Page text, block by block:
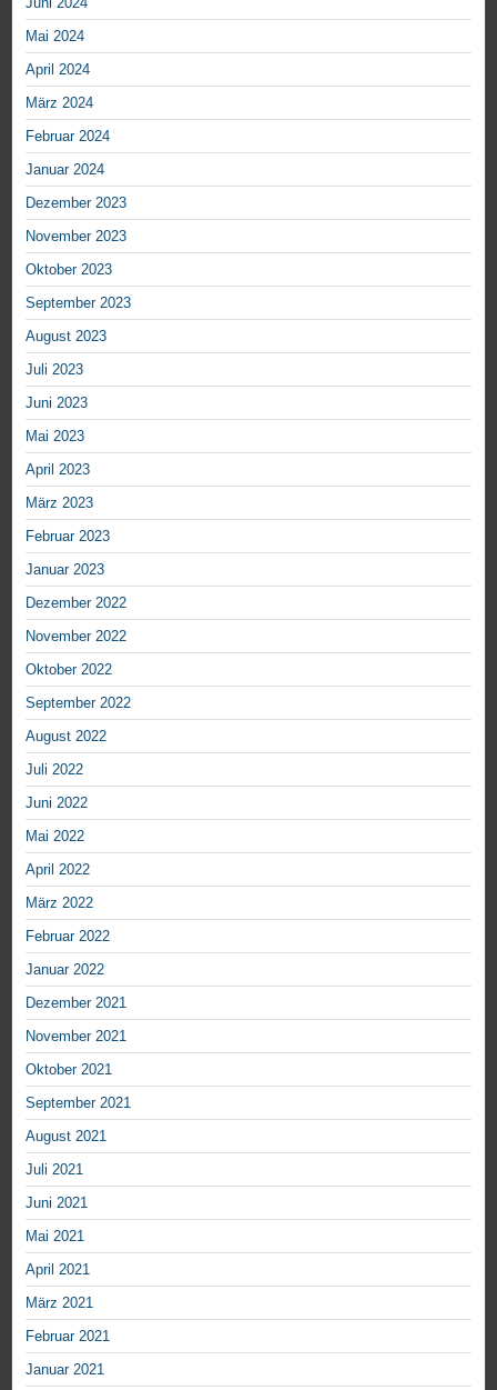
Mai 2024
April 2024
März 2024
Februar 2024
Januar 2024
Dezember 2023
November 2023
Oktober 2023
September 2023
August 2023
Juli 2023
Juni 2023
Mai 2023
April 2023
März 2023
Februar 2023
Januar 2023
Dezember 2022
November 2022
Oktober 2022
September 2022
August 2022
Juli 2022
Juni 2022
Mai 2022
April 2022
März 2022
Februar 2022
Januar 2022
Dezember 2021
November 2021
Oktober 2021
September 2021
August 2021
Juli 2021
Juni 2021
Mai 2021
April 2021
März 2021
Februar 2021
Januar 2021